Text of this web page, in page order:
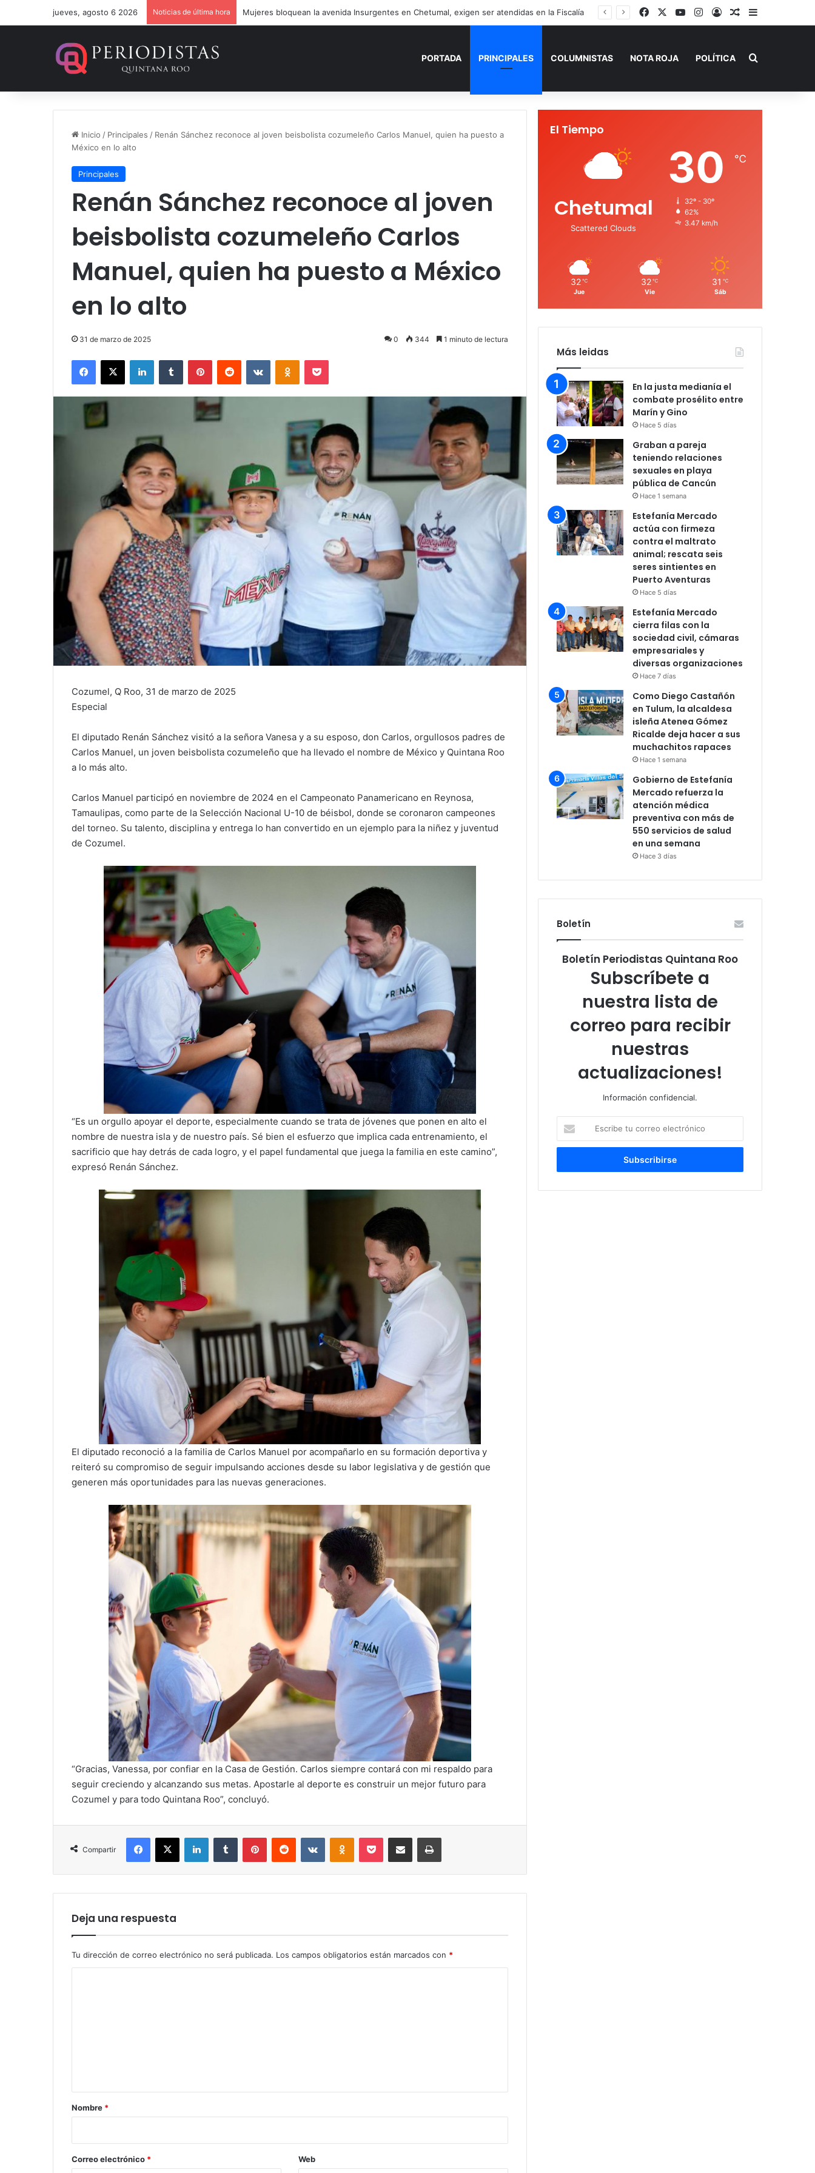
jueves, agosto 6 2026 Noticias de última hora Mario Villanueva desmiente datos falsos sobre su caso FacebookYouTubeInstagram
AccesoPublicación al
Barra lateral
PORTADA PRINCIPALES COLUMNISTAS NOTA ROJA POLÍTICA Buscar por
Inicio / Principales / Renán Sánchez reconoce al joven beisbolista cozumeleño Carlos Manuel, quien ha puesto a
México en lo alto
Principales
Renán Sánchez reconoce al joven
beisbolista cozumeleño Carlos
Manuel, quien ha puesto a México
en lo alto
31 de marzo de 2025 0 344 1 minuto de lectura
Facebook
X LinkedInTumblr PinterestReddit VKontakteOdnoklassniki
Pocket
Cozumel, Q Roo, 31 de marzo de 2025
Especial
El diputado Renán Sánchez visitó a la señora Vanesa y a su esposo, don Carlos, orgullosos padres de
Carlos Manuel, un joven beisbolista cozumeleño que ha llevado el nombre de México y Quintana Roo
a lo más alto.
Carlos Manuel participó en noviembre de 2024 en el Campeonato Panamericano en Reynosa,
Tamaulipas, como parte de la Selección Nacional U-10 de béisbol, donde se coronaron campeones
del torneo. Su talento, disciplina y entrega lo han convertido en un ejemplo para la niñez y juventud
de Cozumel.
“Es un orgullo apoyar el deporte, especialmente cuando se trata de jóvenes que ponen en alto el
nombre de nuestra isla y de nuestro país. Sé bien el esfuerzo que implica cada entrenamiento, el
sacrificio que hay detrás de cada logro, y el papel fundamental que juega la familia en este camino”,
expresó Renán Sánchez.
El diputado reconoció a la familia de Carlos Manuel por acompañarlo en su formación deportiva y
reiteró su compromiso de seguir impulsando acciones desde su labor legislativa y de gestión que
generen más oportunidades para las nuevas generaciones.
“Gracias, Vanessa, por confiar en la Casa de Gestión. Carlos siempre contará con mi respaldo para
seguir creciendo y alcanzando sus metas. Apostarle al deporte es construir un mejor futuro para
Cozumel y para todo Quintana Roo”, concluyó.
Compartir
Facebook
X LinkedInTumblr PinterestReddit VKontakteOdnoklassniki
Pocket Compartir por correo electrónicoImprimir
Deja una respuesta
Tu dirección de correo electrónico no será publicada. Los campos obligatorios están marcados con *
r
*
Nombre *
Correo electrónico * Web
El Tiempo
Chetumal
Scattered Clouds
30 ℃
32º - 30º
62%
3.47 km/h
32 ℃
Jue
32 ℃
Vie
31 ℃
Sáb
Más leidas
En la justa medianía el
combate prosélito entre
Marín y Gino
Hace 5 días
Graban a pareja
teniendo relaciones
sexuales en playa
pública de Cancún
Hace 1 semana
Estefanía Mercado
actúa con firmeza
contra el maltrato
animal; rescata seis
seres sintientes en
Puerto Aventuras
Hace 5 días
Estefanía Mercado
cierra filas con la
sociedad civil, cámaras
empresariales y
diversas organizaciones
Hace 7 días
Como Diego Castañón
en Tulum, la alcaldesa
isleña Atenea Gómez
Ricalde deja hacer a sus
muchachitos rapaces
Hace 1 semana
Gobierno de Estefanía
Mercado refuerza la
atención médica
preventiva con más de
550 servicios de salud
en una semana
Hace 3 días
Boletín
Boletín Periodistas Quintana Roo
Subscríbete a
nuestra lista de
correo para recibir
nuestras
actualizaciones!
Información confidencial.
tu
correo